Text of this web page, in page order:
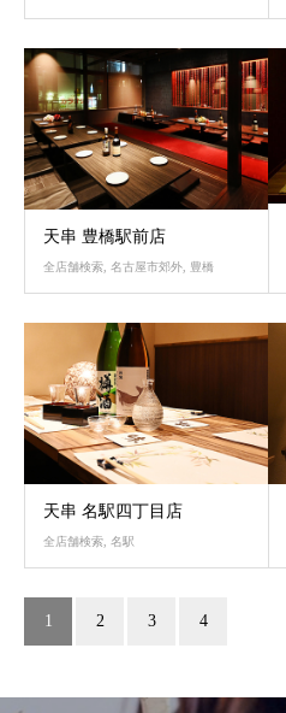
天串 豊橋駅前店
全店舗検索, 名古屋市郊外, 豊橋
天串 名駅四丁目店
全店舗検索, 名駅
1 2 3 4